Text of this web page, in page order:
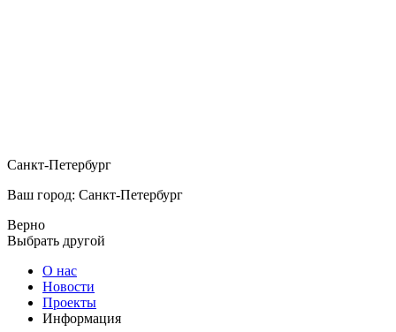
Санкт-Петербург
Ваш город: Санкт-Петербург
Верно
Выбрать другой
О нас
Новости
Проекты
Информация